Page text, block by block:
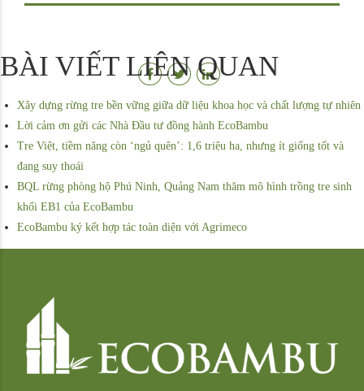
BÀI VIẾT LIÊN QUAN
Xây dựng rừng tre bền vững giữa dữ liệu khoa học và chất lượng tự nhiên
Lời cảm ơn gửi các Nhà Đầu tư đồng hành EcoBambu
Tre Việt, tiềm năng còn ‘ngủ quên’: 1,6 triệu ha, nhưng ít giống tốt và
đang suy thoái
BQL rừng phòng hộ Phú Ninh, Quảng Nam thăm mô hình trồng tre sinh
khối EB1 của EcoBambu
EcoBambu ký kết hợp tác toàn diện với Agrimeco